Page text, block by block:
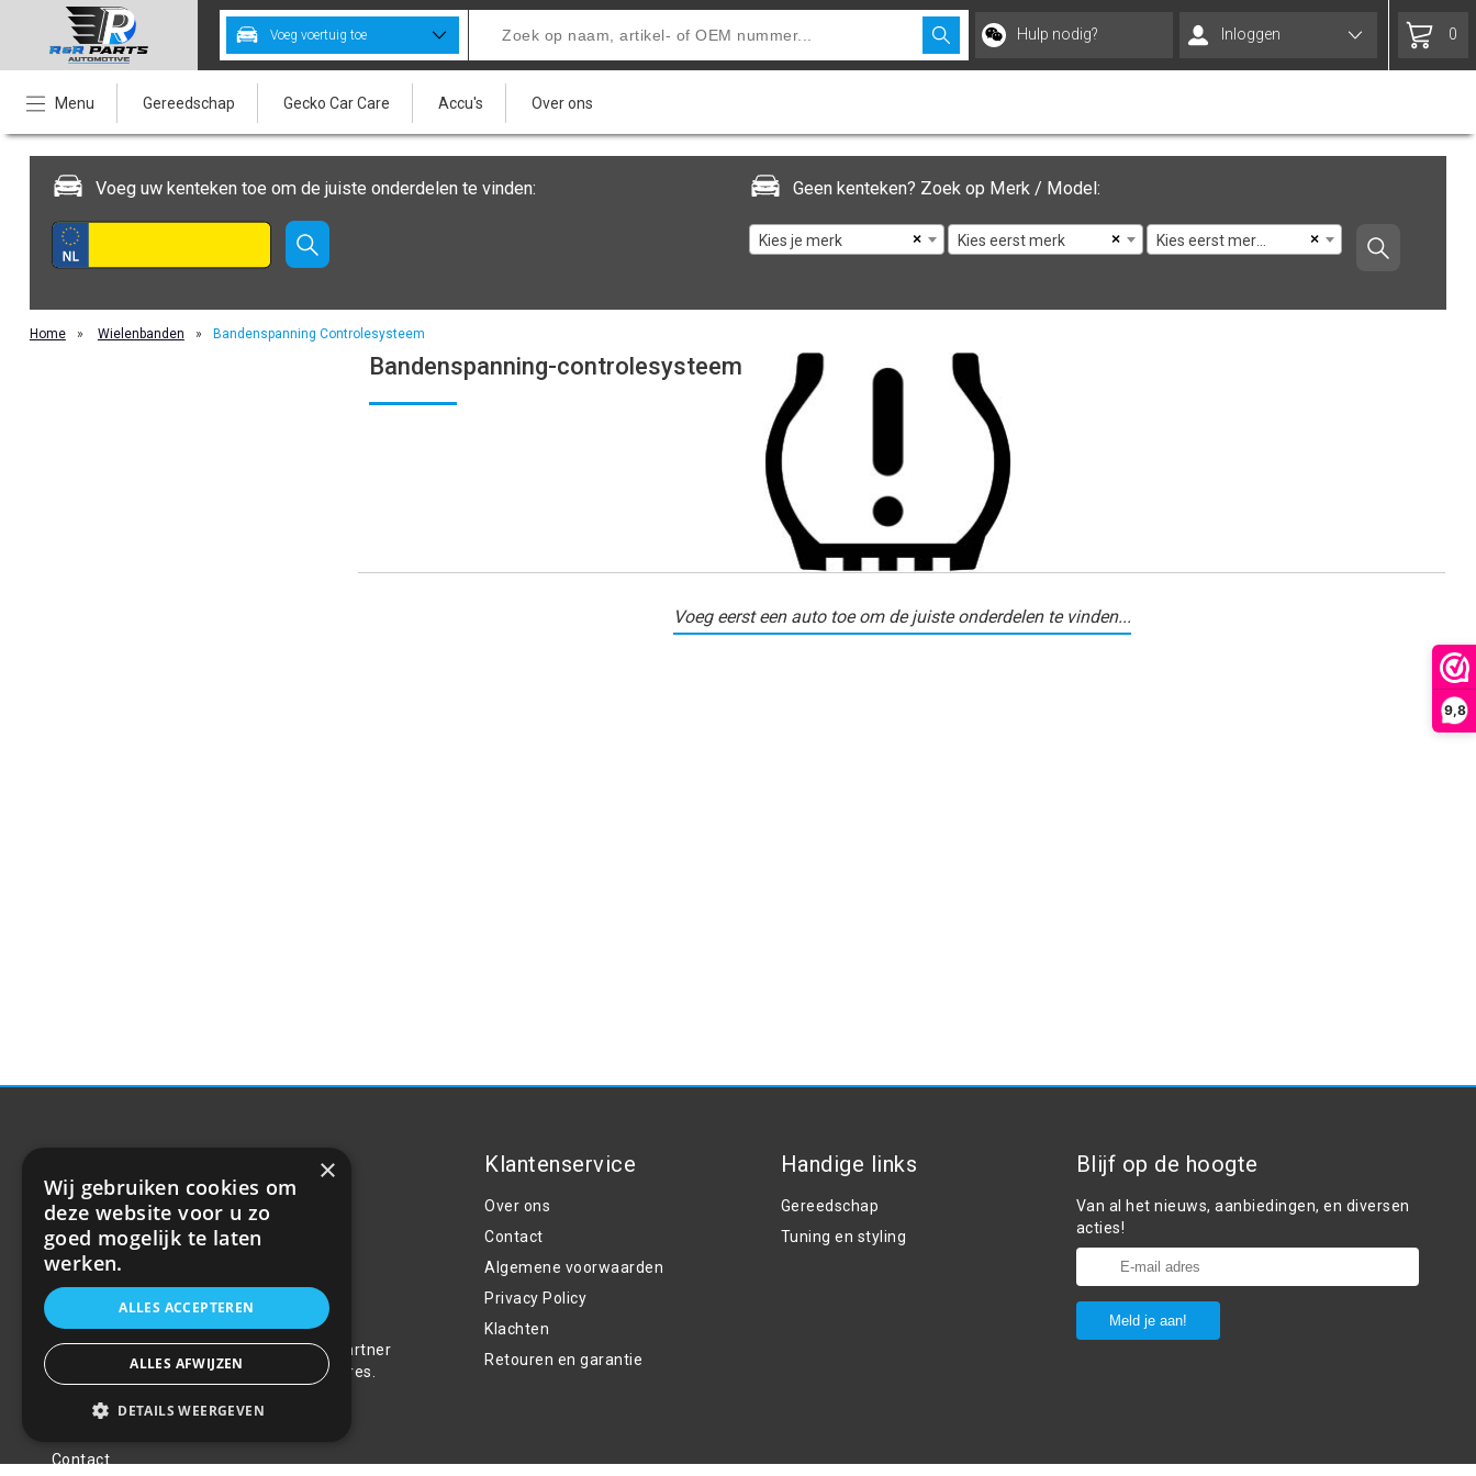
9,8
Voeg voertuig toe Hulp nodig? Inloggen 0
Menu Gereedschap Gecko Car Care Accu's Over ons
Voeg uw kenteken toe om de juiste onderdelen te vinden: Geen kenteken? Zoek op Merk / Model:
×
Kies je merk ×
Kies eerst merk ×
Home » Wielenbanden » Bandenspanning Controlesysteem
Bandenspanning-controlesysteem
Voeg eerst een auto toe om de juiste onderdelen te vinden...
Over ons
Welkom bij R&R Parts Automotive, uw partner
voor de aanschaf van alle auto accessoires.
service & prijs te bieden.
Contact
Klantenservice
Over ons
Contact
Algemene voorwaarden
Privacy Policy
Klachten
Retouren en garantie
Handige links
Gereedschap
Tuning en styling
Blijf op de hoogte
Van al het nieuws, aanbiedingen, en diversen
acties!
×
Wij gebruiken cookies om
deze website voor u zo
goed mogelijk te laten
werken.
ALLES ACCEPTEREN
ALLES AFWIJZEN
DETAILS WEERGEVEN